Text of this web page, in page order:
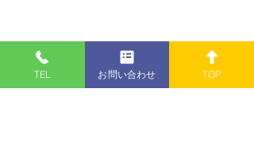
TEL お問い合わせ TOP